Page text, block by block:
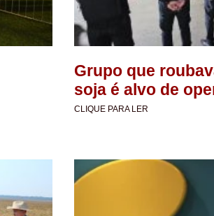
Grupo que
soja é alvo de
CLIQUE PARA LER